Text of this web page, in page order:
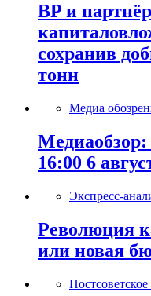
BP и
сохранив
тонн
Медиа
Медиаобзор:
16:00 6
Экспресс-
Революция
или новая